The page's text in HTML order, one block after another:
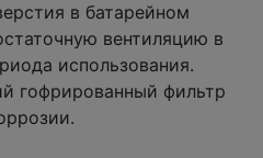
в батарейном
вентиляцию в
использования.
гофрированный фильтр